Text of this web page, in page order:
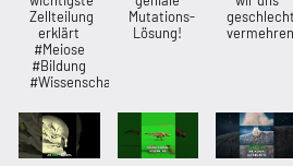
Zellteilung
erklärt
#Meiose
#Bildung
#Wissenschaft
Mutations-
Lösung!
vermehren